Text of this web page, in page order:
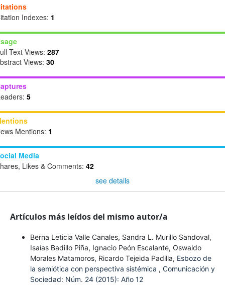
Indexes: 1
Text Views: 287
Views: 30
5
Mentions: 1
Media
Likes & Comments: 42
see details
Artículos más leídos del mismo autor/a
Berna Leticia Valle Canales, Sandra L. Murillo Sandoval,
Isaías Badillo Piña, Ignacio Peón Escalante, Oswaldo
Morales Matamoros, Ricardo Tejeida Padilla, Esbozo de
la semiótica con perspectiva sistémica , Comunicación y
Sociedad: Núm. 24 (2015): Año 12